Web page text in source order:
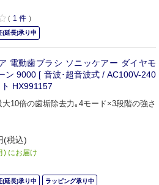
（ 1 件 ）
(延長)承り中
電動歯ブラシ ソニッケアー ダイヤモ
ン 9000 [ 音波･超音波式 / AC100V-240
HX991157
10倍の歯垢除去力｡4モード×3段階の強さ
(税込)
) にお届け
(延長)承り中 ラッピング承り中